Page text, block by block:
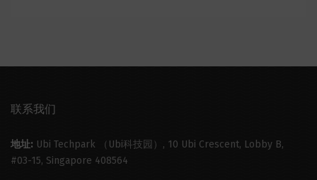
联系我们
地址: Ubi Techpark （Ubi科技园）, 10 Ubi Crescent, Lobby B,
#03-15, Singapore 408564